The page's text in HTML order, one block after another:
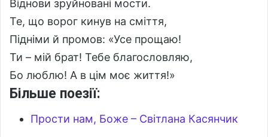
Віднови зруйновані мости.
Те, що ворог кинув на сміття,
Підніми й промов: «Усе прощаю!
Ти – мій брат! Тебе благословляю,
Бо люблю! А в цім моє життя!»
Більше поезії:
Прости нам, Боже – Світлана Касянчик